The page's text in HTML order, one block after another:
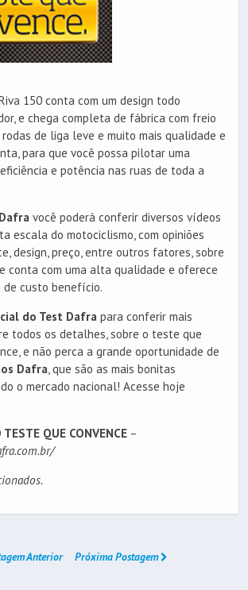
150 conta com um design todo
e chega completa de fábrica com freio
de liga leve e muito mais qualidade e
para que você possa pilotar uma
e potência nas ruas de toda a
você poderá conferir diversos vídeos
escala do motociclismo, com opiniões
design, preço, entre outros fatores, sobre
conta com uma alta qualidade e oferece
custo benefício.
do Test Dafra para conferir mais
todos os detalhes, sobre o teste que
e não perca a grande oportunidade de
Dafra, que são as mais bonitas
o mercado nacional! Acesse hoje
QUE CONVENCE –
Anterior Próxima Postagem